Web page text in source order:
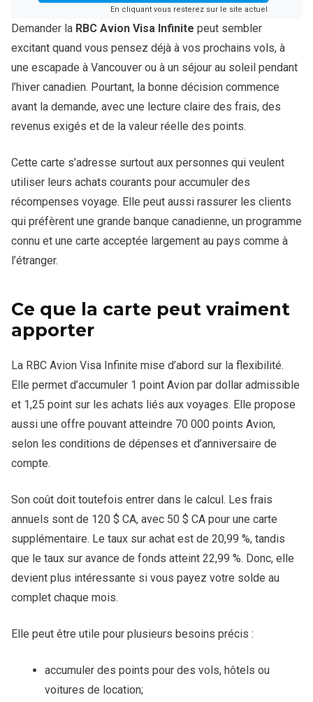
En cliquant vous resterez sur le site actuel
Demander la RBC Avion Visa Infinite peut sembler
excitant quand vous pensez déjà à vos prochains vols, à
une escapade à Vancouver ou à un séjour au soleil pendant
l’hiver canadien. Pourtant, la bonne décision commence
avant la demande, avec une lecture claire des frais, des
revenus exigés et de la valeur réelle des points.
Cette carte s’adresse surtout aux personnes qui veulent
utiliser leurs achats courants pour accumuler des
récompenses voyage. Elle peut aussi rassurer les clients
qui préfèrent une grande banque canadienne, un programme
connu et une carte acceptée largement au pays comme à
l’étranger.
Ce que la carte peut vraiment
apporter
La RBC Avion Visa Infinite mise d’abord sur la flexibilité.
Elle permet d’accumuler 1 point Avion par dollar admissible
et 1,25 point sur les achats liés aux voyages. Elle propose
aussi une offre pouvant atteindre 70 000 points Avion,
selon les conditions de dépenses et d’anniversaire de
compte.
Son coût doit toutefois entrer dans le calcul. Les frais
annuels sont de 120 $ CA, avec 50 $ CA pour une carte
supplémentaire. Le taux sur achat est de 20,99 %, tandis
que le taux sur avance de fonds atteint 22,99 %. Donc, elle
devient plus intéressante si vous payez votre solde au
complet chaque mois.
Elle peut être utile pour plusieurs besoins précis :
accumuler des points pour des vols, hôtels ou
voitures de location;